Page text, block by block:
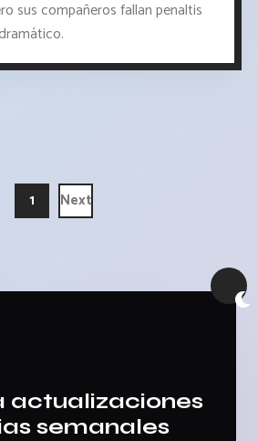
sus compañeros fallan penaltis
1 Next
actualizaciones
semanales